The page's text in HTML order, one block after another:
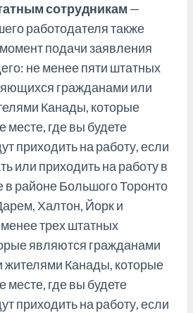
сотрудникам —
работодателя также
подачи заявления
не менее пяти штатных
гражданами или
Канады, которые
месте, где вы будете
приходить на работу, если
или приходить на работу в
в районе Большого Торонто
Халтон, Йорк и
трех штатных
являются гражданами
жителями Канады, которые
месте, где вы будете
приходить на работу, если